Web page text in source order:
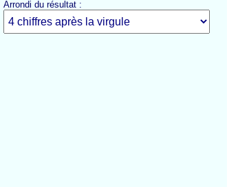
Arrondi du résultat :